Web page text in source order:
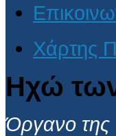
Χάρτης
Ηχώ
Όργανο της